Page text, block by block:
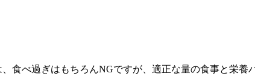
食べ過ぎはもちろんNGですが、適正な量の食事と栄養